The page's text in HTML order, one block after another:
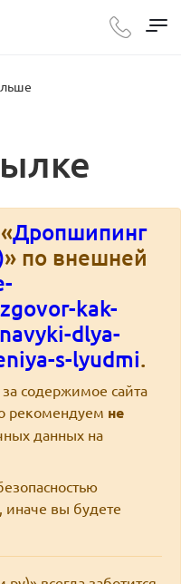
Дропшипинг
» по внешней
kak-
dlya-
s-lyudmi.
содержимое сайта
рекомендуем не
данных на
, иначе вы будете